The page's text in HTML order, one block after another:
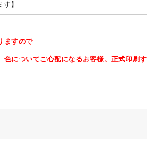
】
ますので
についてご心配になるお客様、正式印刷す